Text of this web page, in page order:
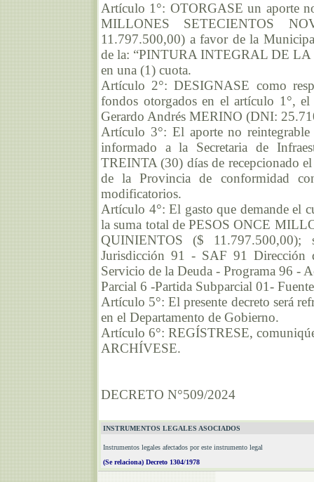
Artículo 1°: OTORGASE un aporte
MILLONES SETECIENTOS
11.797.500,00) a favor de la
de la: “PINTURA INTEGRAL DE LA
en una (1) cuota.
Artículo 2°: DESIGNASE como
fondos otorgados en el artículo 1°,
Gerardo Andrés MERINO (DNI:
Artículo 3°: El aporte no
informado a la Secretaria de
TREINTA (30) días de recepcionado
de la Provincia de conformidad
modificatorios.
Artículo 4°: El gasto que demande el
la suma total de PESOS ONCE
QUINIENTOS ($
Jurisdicción 91 - SAF 91 Dirección
Servicio de la Deuda - Programa 96 -
Parcial 6 -Partida Subparcial 01-
Artículo 5°: El presente decreto será
en el Departamento de Gobierno.
Artículo 6°: REGÍSTRESE,
ARCHÍVESE.
DECRETO N°509/2024
INSTRUMENTOS LEGALES ASOCIADOS
Instrumentos legales afectados por este instrumento legal
(Se relaciona) Decreto 1304/1978